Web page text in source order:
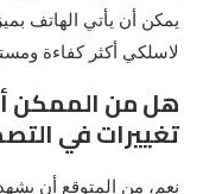
لاسلكي أكثر كفاءة
تغييرات في